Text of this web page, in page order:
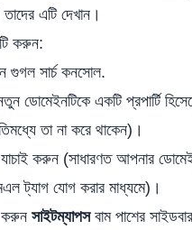
এটি দেখান।
করুন:
গুগল সার্চ কনসোল.
ডোমেইনটিকে একটি প্রপার্টি
তা না করে থাকেন)।
যাচাই করুন (সাধারণত আপনার
ট্যাগ যোগ করার মাধ্যমে)।
করুন সাইটম্যাপসবাম পাশের